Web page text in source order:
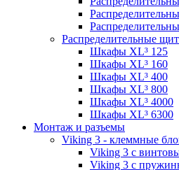
Распределительные
Шкафы XL³ 125
Шкафы XL³ 160
Шкафы XL³ 400
Шкафы XL³ 800
Шкафы XL³ 4000
Шкафы XL³ 6300
Монтаж и разъемы
Viking 3 - клеммные
Viking 3 с
Viking 3 с